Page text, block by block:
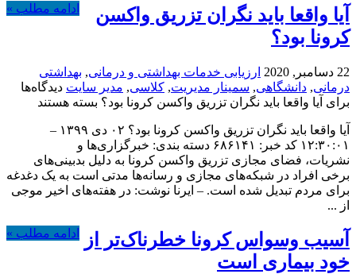
ادامه مطلب »
آیا واقعا باید نگران تزریق واکسن
کرونا بود؟
22 دسامبر, 2020 ارزیابی خدمات بهداشتی و درمانی, بهداشتی
درمانی, دانشگاهی, سمینار مدیریت, کلاسی, مدیر سایت دیدگاه‌ها
برای آیا واقعا باید نگران تزریق واکسن کرونا بود؟ بسته هستند
آیا واقعا باید نگران تزریق واکسن کرونا بود؟ ۰۲ دی ۱۳۹۹ –
۱۲:۳۰:۰۱ کد خبر: ۶۸۶۱۴۱ دسته بندی: خبرگزاری‌ها و
نشریات، فضای مجازی تزریق واکسن کرونا به دلیل بدبینی‌های
برخی افراد در شبکه‌های مجازی و رسانه‌ها مدتی است به یک دغدغه
برای مردم تبدیل شده است. – ایرنا نوشت: در هفته‌های اخیر موجی
از ...
ادامه مطلب »
آسیب وسواس کرونا خطرناک‌تر از
خود بیماری است